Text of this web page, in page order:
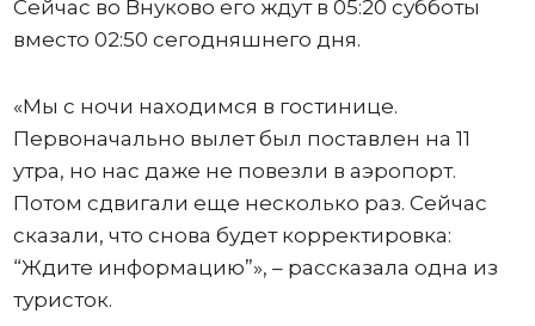
Сейчас во Внуково его ждут в 05:20 субботы
вместо 02:50 сегодняшнего дня.
«Мы с ночи находимся в гостинице.
Первоначально вылет был поставлен на 11
утра, но нас даже не повезли в аэропорт.
Потом сдвигали еще несколько раз. Сейчас
сказали, что снова будет корректировка:
“Ждите информацию”», – рассказала одна из
туристок.